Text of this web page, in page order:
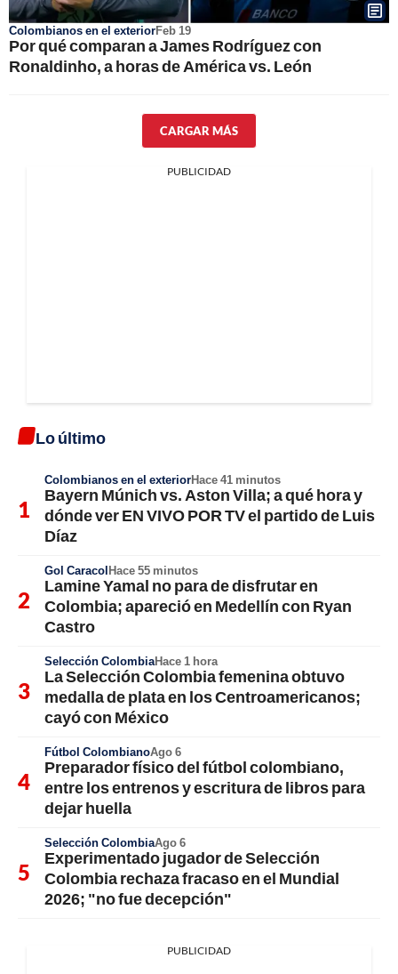
Colombianos en el exteriorFeb 19
Por qué comparan a James Rodríguez con
Ronaldinho, a horas de América vs. León
CARGAR MÁS
PUBLICIDAD
Lo último
Colombianos en el exteriorHace 41 minutos
Bayern Múnich vs. Aston Villa; a qué hora y
dónde ver EN VIVO POR TV el partido de Luis
Díaz
Gol CaracolHace 55 minutos
Lamine Yamal no para de disfrutar en
Colombia; apareció en Medellín con Ryan
Castro
Selección ColombiaHace 1 hora
La Selección Colombia femenina obtuvo
medalla de plata en los Centroamericanos;
cayó con México
Fútbol ColombianoAgo 6
Preparador físico del fútbol colombiano,
entre los entrenos y escritura de libros para
dejar huella
Selección ColombiaAgo 6
Experimentado jugador de Selección
Colombia rechaza fracaso en el Mundial
2026; "no fue decepción"
PUBLICIDAD